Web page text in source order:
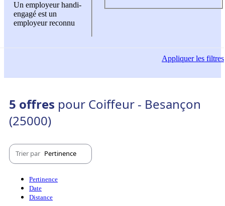
Un employeur handi-
engagé est un
employeur reconnu
Appliquerles filtres
5 offres pour Coiffeur - Besançon
(25000)
Trier par Pertinence
Pertinence
Date
Distance